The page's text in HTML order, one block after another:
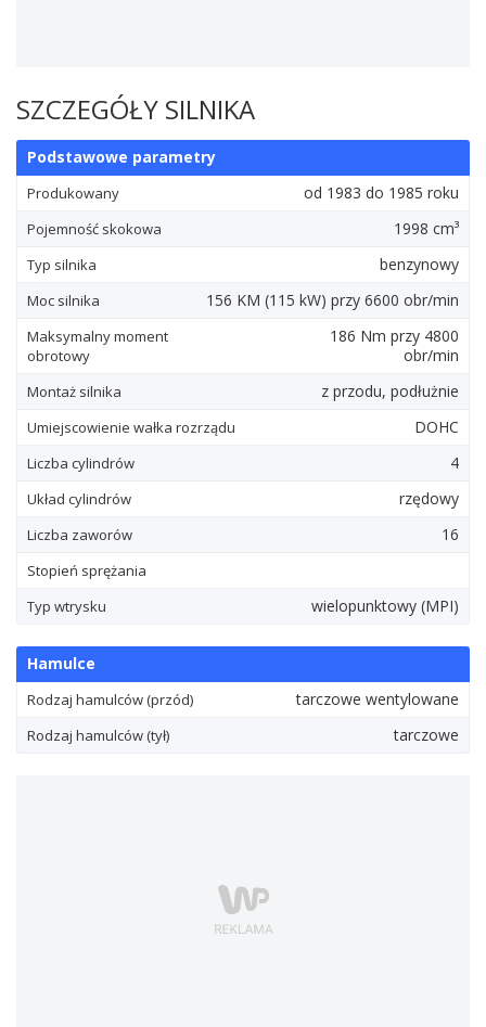
SZCZEGÓŁY SILNIKA
Podstawowe parametry
Produkowany od 1983 do 1985 roku
Pojemność skokowa 1998 cm³
Typ silnika benzynowy
Moc silnika 156 KM (115 kW) przy 6600 obr/min
Maksymalny moment
obrotowy
186 Nm przy 4800
obr/min
Montaż silnika z przodu, podłużnie
Umiejscowienie wałka rozrządu DOHC
Liczba cylindrów 4
Układ cylindrów rzędowy
Liczba zaworów 16
Stopień sprężania
Typ wtrysku
wielopunktowy (MPI)
Hamulce
Rodzaj hamulców (przód) tarczowe wentylowane
Rodzaj hamulców (tył) tarczowe